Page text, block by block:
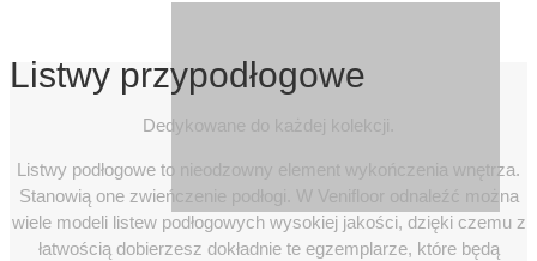
Listwy przypodłogowe
Dedykowane do każdej kolekcji.
Listwy podłogowe to nieodzowny element wykończenia wnętrza.
Stanowią one zwieńczenie podłogi. W Venifloor odnaleźć można
wiele modeli listew podłogowych wysokiej jakości, dzięki czemu z
łatwością dobierzesz dokładnie te egzemplarze, które będą